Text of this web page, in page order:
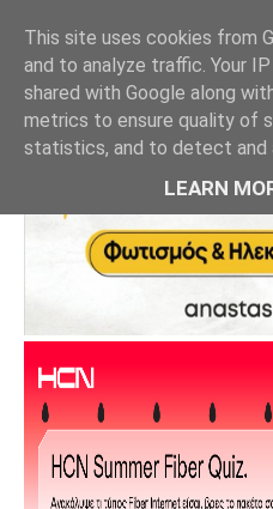
This site uses cookies from
and to analyze traffic. Your
shared with Google along
metrics to ensure quality of
statistics, and to detect and
LEARN